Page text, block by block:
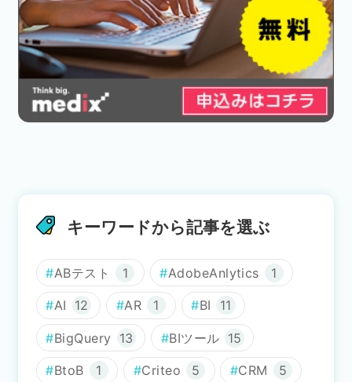
キーワードから記事を選ぶ
ABテスト 1 AdobeAnlytics 1
AI 12 AR 1 BI 11
BigQuery 13 BIツール 15
BtoB 1 Criteo 5 CRM 5